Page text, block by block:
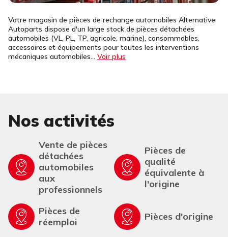
Votre magasin de pièces de rechange automobiles Alternative
Autoparts dispose d'un large stock de pièces détachées
automobiles (VL, PL, TP, agricole, marine), consommables,
accessoires et équipements pour toutes les interventions
mécaniques automobiles... Voir plus
Nos activités
Vente de pièces
détachées
automobiles
aux
professionnels
Pièces de
qualité
équivalente à
l'origine
Pièces de
réemploi
Pièces d'origine